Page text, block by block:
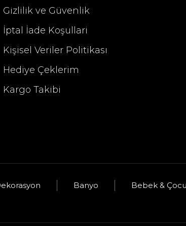
Dekor Altıgen Aynalı Tepsi Vizon
Gizlilik ve Güvenlik
İptal İade Koşullari
Kişisel Veriler Politikası
Hediye Çeklerim
Kargo Takibi
Banyo Bebek &